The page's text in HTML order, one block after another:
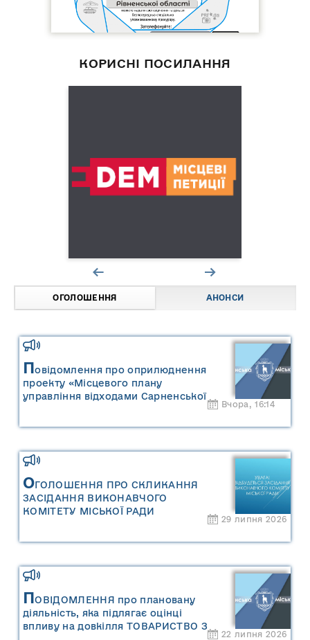
КОРИСНІ ПОСИЛАННЯ
ОГОЛОШЕННЯ АНОНСИ
Повідомлення про оприлюднення
проекту «Місцевого плану
управління відходами Сарненської
міської територіальної громади» та
управління відходами Сарненської
міської територіальної громади»
Вчора, 16:14
ОГОЛОШЕННЯ ПРО СКЛИКАННЯ
ЗАСІДАННЯ ВИКОНАВЧОГО
КОМІТЕТУ МІСЬКОЇ РАДИ
29 липня 2026
ПОВІДОМЛЕННЯ про плановану
діяльність, яка підлягає оцінці
впливу на довкілля ТОВАРИСТВО З
22 липня 2026